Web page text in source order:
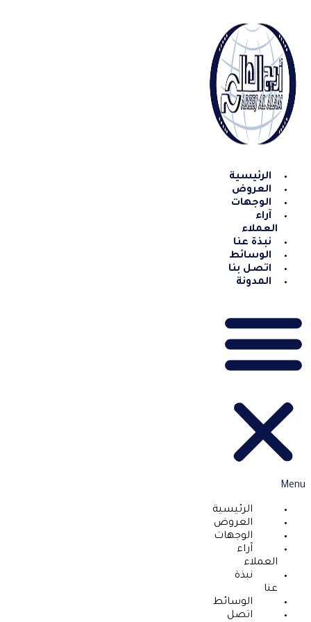
content
الرئيسية
العروض
الوجهات
آراء
العملاء
نبذة عنا
الوسائط
اتصل بنا
المدونة
Menu
الرئيسية
العروض
الوجهات
آراء
العملاء
نبذة
عنا
الوسائط
اتصل